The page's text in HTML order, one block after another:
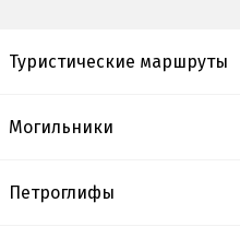
Туристические маршруты
Могильники
Петроглифы